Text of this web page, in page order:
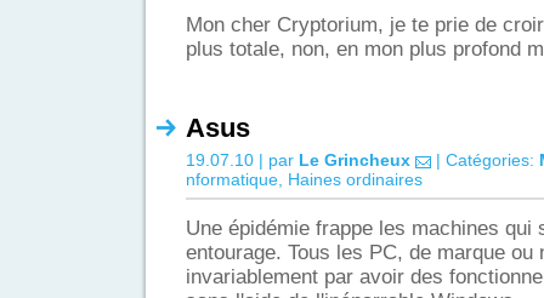
Mon cher Cryptorium, je te prie de
plus totale, non, en mon plus profond
Asus
19.07.10 | par Le Grincheux | Catégories:
nformatique, Haines ordinaires
Une épidémie frappe les machines qui
entourage. Tous les PC, de marque ou
invariablement par avoir des